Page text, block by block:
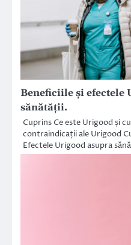
Beneficiile și efectele
sănătății.
Cuprins Ce este Urigood și
contraindicații ale Urigood
Efectele Urigood asupra